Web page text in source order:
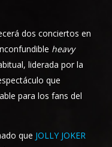
dos conciertos en
heavy
liderada por la
que
para los fans del
que JOLLY JOKER